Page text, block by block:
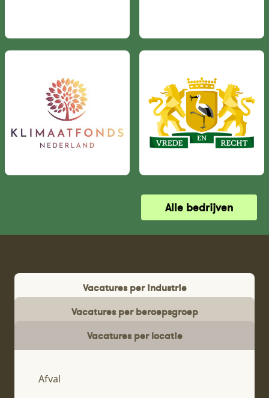
Alle bedrijven
Vacatures per industrie
Vacatures per beroepsgroep
Vacatures per locatie
Afval